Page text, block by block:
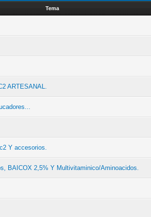
Tema
ARTESANAL.
Y accesorios.
BAICOX 2,5% Y Multivitaminico/Aminoacidos.